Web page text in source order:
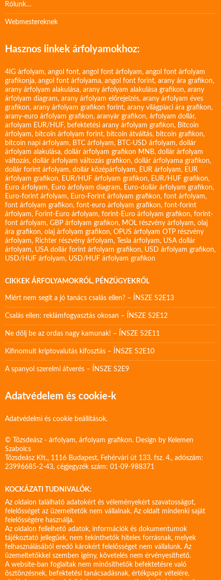
Rólunk…
Webmestereknek
Hasznos linkek árfolyamokhoz:
4IG árfolyam, angol font, angol font árfolyam, angol font árfolyam
grafikonja, angol font árfolyama, angol font forint, arany ára grafikon,
arany árfolyam alakulása, arany árfolyam alakulása grafikon, arany
árfolyam diagram, arany árfolyam előrejelzés, arany árfolyam éves
grafikon, arany árfolyam grafikon forint, arany világpiaci ára grafikon,
arany-euro árfolyam grafikon, aranyár grafikon, árfolyam dollár,
arfolyam EUR/HUF, befektetési arany árfolyam grafikon, Bitcoin
árfolyam, bitcoin árfolyam forint, bitcoin átváltás, bitcoin grafikon,
bitcoin napi árfolyam, BTC árfolyam, BTC-USD árfolyam, dollár
árfolyam alakulása, dollár árfolyam grafikon MNB, dollár árfolyam
változás, dollár árfolyam változás grafikon, dollár árfolyama grafikon,
dollár forint árfolyam, dollár középárfolyam, EUR árfolyam, EUR
árfolyam grafikon, EUR/HUF árfolyam grafikon, EUR/HUF grafikon,
Euro árfolyam, Euro árfolyam diagram, Euro-dollár árfolyam grafikon,
Euro-forint árfolyam, Euro-Forint árfolyam grafikon, font árfolyam,
font árfolyam grafikon, font-euro árfolyam grafikon, font-forint
árfolyam, Forint-Euro árfolyam, forint-Euro árfolyam grafikon, forint-
font árfolyam, GBP árfolyam grafikon, MOL részvény árfolyam, olaj
ára grafikon, olaj árfolyam grafikon, OPUS árfolyam OTP részvény
árfolyam, Richter részvény árfolyam, Tesla árfolyam, USA dollár
árfolyam, USA dollár forint árfolyam grafikon, USD árfolyam grafikon,
USD/HUF árfolyam, USD/HUF árfolyam grafikon
CIKKEK ÁRFOLYAMOKRÓL, PÉNZÜGYEKRŐL
Miért nem segít a jó tanács csalás ellen? – ÍNSZE S2E13
Csalás ellen: reklámfogyasztás okosan – ÍNSZE S2E12
Ne dőlj be az ordas nagy kamunak! – ÍNSZE S2E11
Kifinomult kriptovalutás kifosztás – ÍNSZE S2E10
A spanyol szerelmi átverés – ÍNSZE S2E9
Adatvédelem és cookie-k
Adatvédelmi és cookie beállítások.
© Tőzsdeász - árfolyam, árfolyam grafikon. Design by Kelemen
Szabolcs
Tőzsdeász Kft., 1116 Budapest, Fehérvári út 133. fsz. 4., adószám:
23996685-2-43, cégjegyzék szám: 01-09-988371
KOCKÁZATI TUDNIVALÓK:
Az oldalon található adatokért és véleményekért szavatosságot,
felelősséget az üzemeltetők nem vállalnak. Az oldalt mindenki saját
felelősségére használja.
Az oldalon fellelhető adatok, információk és dokumentumok
tájékoztató jellegűek, nem tekinthetők hiteles forrásnak, melyek
felhasználásából eredő károkért felelősséget nem vállalunk. Az
üzemeltetőkkel szemben igény, követelés nem érvényesíthető.
A website-ban foglaltak nem minősíthetők befektetésre való
ösztönzésnek, befektetési tanácsadásnak, értékpapír vételére,